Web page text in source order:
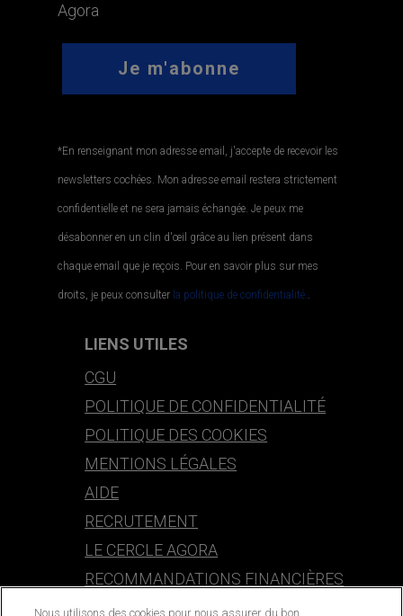
Agora
*En renseignant mon adresse email, j'accepte de recevoir les
newsletters cochées. Mon adresse email restera strictement
confidentielle et ne sera jamais échangée. Je peux me
désabonner en un clin d'œil grâce au lien présent dans
chaque email que je reçois. Pour en savoir plus sur mes
droits, je peux consulter la politique de confidentialité..
LIENS UTILES
CGU
POLITIQUE DE CONFIDENTIALITÉ
POLITIQUE DES COOKIES
MENTIONS LÉGALES
AIDE
RECRUTEMENT
LE CERCLE AGORA
RECOMMANDATIONS FINANCIÈRES
Nous utilisons des cookies pour nous assurer du bon